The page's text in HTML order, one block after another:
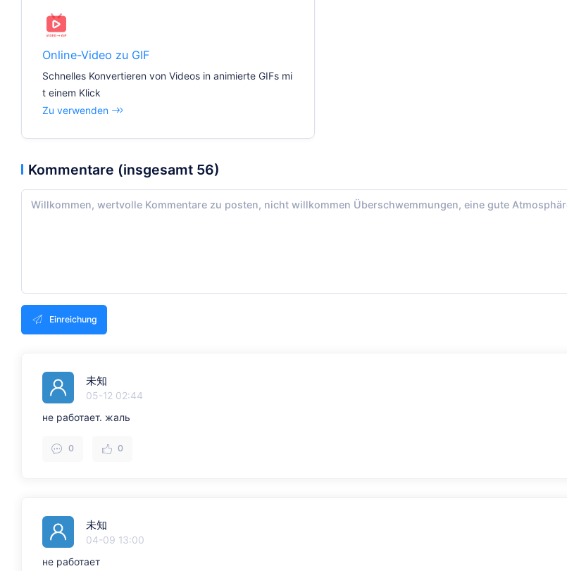
Online-Video zu GIF
Schnelles Konvertieren von Videos in animierte GIFs mi
t einem Klick
Zu verwenden
Kommentare (insgesamt 56)
Einreichung
未知
05-12 02:44
не работает. жаль
0 0
未知
04-09 13:00
не работает